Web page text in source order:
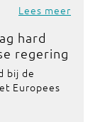
Lees meer
hard
regering
bij de
Europees